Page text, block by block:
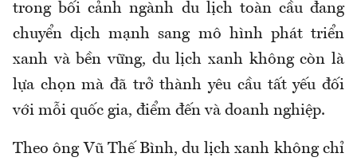
trong bối cảnh ngành du lịch toàn cầu đang
chuyển dịch mạnh sang mô hình phát triển
xanh và bền vững, du lịch xanh không còn là
lựa chọn mà đã trở thành yêu cầu tất yếu đối
với mỗi quốc gia, điểm đến và doanh nghiệp.
Theo ông Vũ Thế Bình, du lịch xanh không chỉ